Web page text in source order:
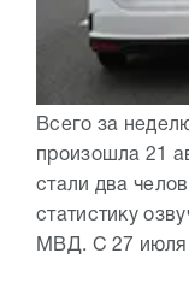
Всего за
произошла 21
стали два
статистику
МВД. С 27 июля